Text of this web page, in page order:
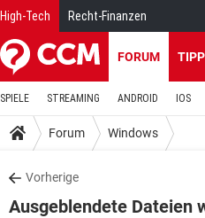
High-Tech Recht-Finanzen
FORUM
SPIELE STREAMING ANDROID IOS
Forum Windows
Vorherige
Ausgeblendete Dateien